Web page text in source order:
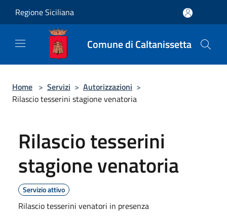
Regione Siciliana
Comune di Caltanissetta
Home > Servizi > Autorizzazioni >
Rilascio tesserini stagione venatoria
Rilascio tesserini
stagione venatoria
Servizio attivo
Rilascio tesserini venatori in presenza